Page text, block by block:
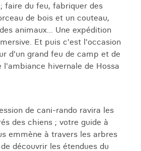
faire du feu, fabriquer des
de bois et un couteau,
animaux... Une expédition
Et puis c'est l'occasion
d'un grand feu de camp et de
hivernale de Hossa
de cani-rando ravira les
des chiens ; votre guide à
emmène à travers les arbres
découvrir les étendues du